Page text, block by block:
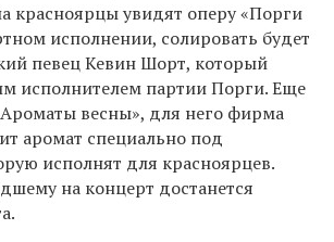
красноярцы увидят оперу «Порги
исполнении, солировать будет
певец Кевин Шорт, который
исполнителем партии Порги. Еще
весны», для него фирма
аромат специально под
исполнят для красноярцев.
на концерт достанется